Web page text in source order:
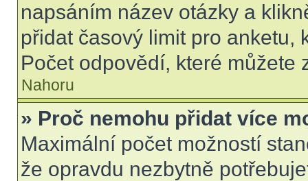
napsáním název otázky a
přidat časový limit pro anketu,
Počet odpovědí, které můžete
Nahoru
» Proč nemohu přidat více
Maximální počet možností
že opravdu nezbytně